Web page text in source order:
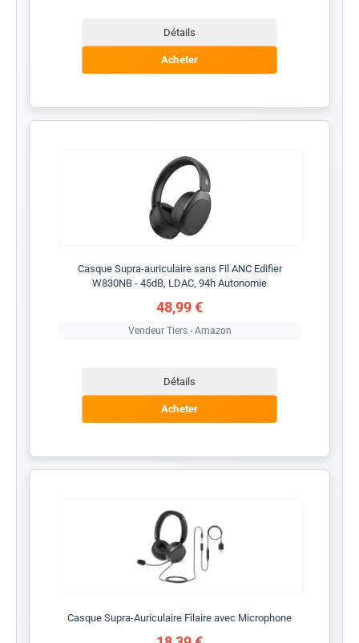
Détails
Acheter
Casque Supra-auriculaire sans Fil ANC Edifier
W830NB - 45dB, LDAC, 94h Autonomie
48,99 €
Vendeur Tiers - Amazon
Détails
Acheter
Casque Supra-Auriculaire Filaire avec Microphone